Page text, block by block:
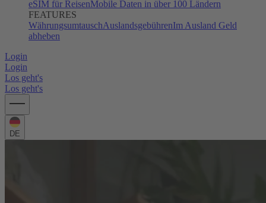
eSIM für ReisenMobile Daten in über 100 Ländern
FEATURES
WährungsumtauschAuslandsgebührenIm Ausland Geld
abheben
Login
Login
Los geht's
Los geht's
DE